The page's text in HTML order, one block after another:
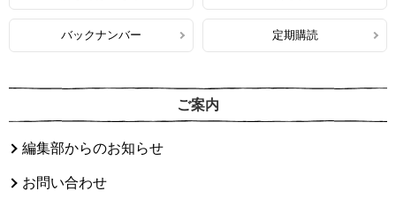
バックナンバー 定期購読
ご案内
編集部からのお知らせ
お問い合わせ